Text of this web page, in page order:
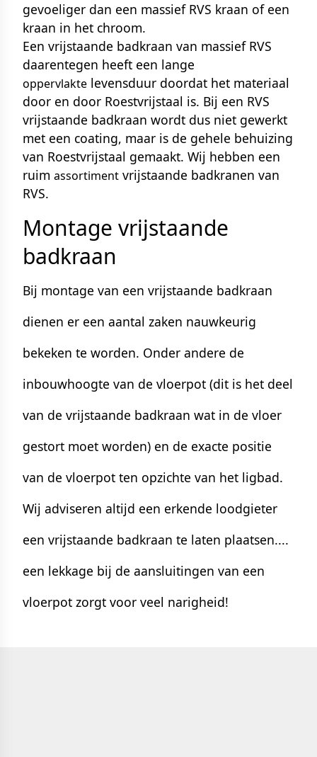
gevoeliger dan een massief RVS kraan of een
kraan in het chroom.
Een vrijstaande badkraan van massief RVS
daarentegen heeft een lange
oppervlakte levensduur doordat het materiaal
door en door Roestvrijstaal is. Bij een RVS
vrijstaande badkraan wordt dus niet gewerkt
met een coating, maar is de gehele behuizing
van Roestvrijstaal gemaakt. Wij hebben een
ruim assortiment vrijstaande badkranen van
RVS.
Montage vrijstaande
badkraan
Bij montage van een vrijstaande badkraan
dienen er een aantal zaken nauwkeurig
bekeken te worden. Onder andere de
inbouwhoogte van de vloerpot (dit is het deel
van de vrijstaande badkraan wat in de vloer
gestort moet worden) en de exacte positie
van de vloerpot ten opzichte van het ligbad.
Wij adviseren altijd een erkende loodgieter
een vrijstaande badkraan te laten plaatsen....
een lekkage bij de aansluitingen van een
vloerpot zorgt voor veel narigheid!